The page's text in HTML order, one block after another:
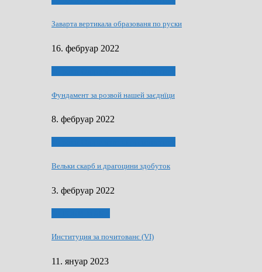
Заварта вертикала образованя по руски
16. фебруар 2022
Фундамент за розвой нашей заєднїци
8. фебруар 2022
Вельки скарб и драгоцини здобуток
3. фебруар 2022
Институция за почитованє (VI)
11. януар 2023